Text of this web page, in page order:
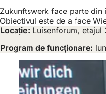
Zukunftswerk face parte
Obiectivul este de a face
Locație: Luisenforum, etajul
Program de funcționare: